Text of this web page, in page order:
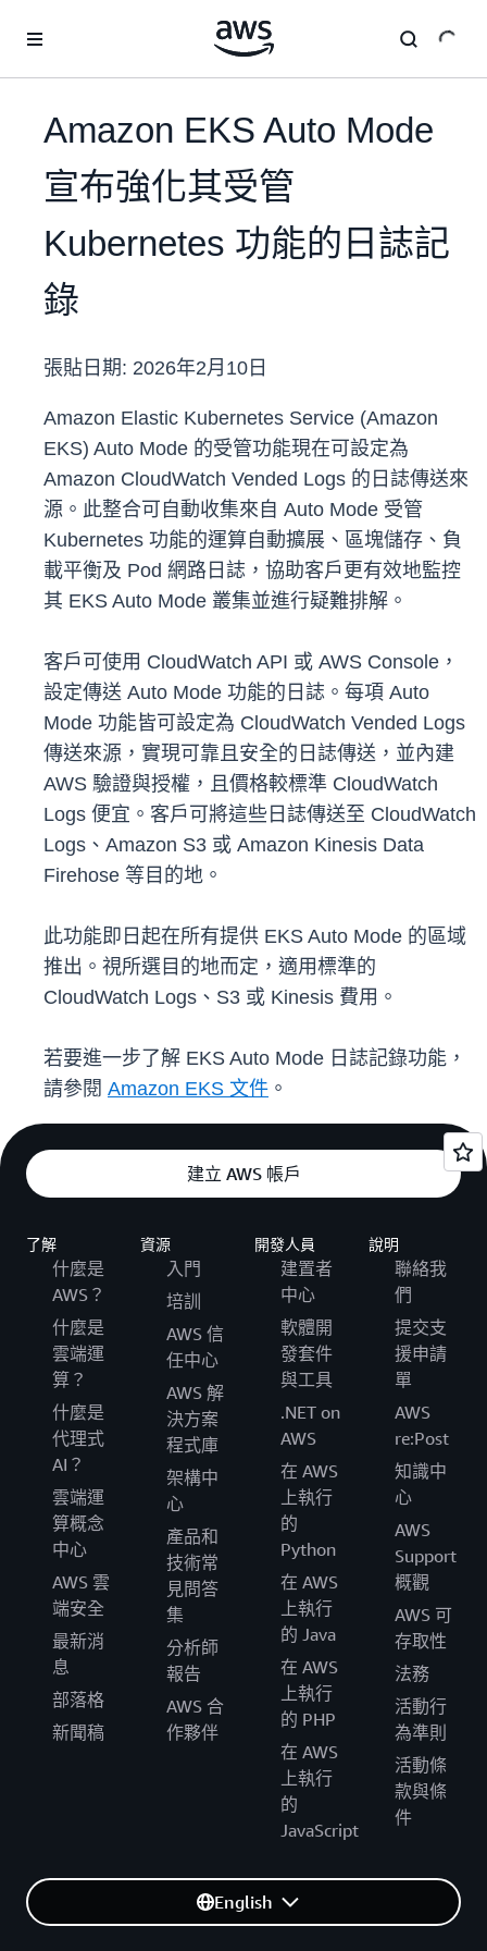
Amazon EKS Auto Mode
宣布強化其受管
Kubernetes 功能的日誌記
錄
張貼日期: 2026年2月10日
Amazon Elastic Kubernetes Service (Amazon
EKS) Auto Mode 的受管功能現在可設定為
Amazon CloudWatch Vended Logs 的日誌傳送來
源。此整合可自動收集來自 Auto Mode 受管
Kubernetes 功能的運算自動擴展、區塊儲存、負
載平衡及 Pod 網路日誌，協助客戶更有效地監控
其 EKS Auto Mode 叢集並進行疑難排解。
客戶可使用 CloudWatch API 或 AWS Console，
設定傳送 Auto Mode 功能的日誌。每項 Auto
Mode 功能皆可設定為 CloudWatch Vended Logs
傳送來源，實現可靠且安全的日誌傳送，並內建
AWS 驗證與授權，且價格較標準 CloudWatch
Logs 便宜。客戶可將這些日誌傳送至 CloudWatch
Logs、Amazon S3 或 Amazon Kinesis Data
Firehose 等目的地。
此功能即日起在所有提供 EKS Auto Mode 的區域
推出。視所選目的地而定，適用標準的
CloudWatch Logs、S3 或 Kinesis 費用。
若要進一步了解 EKS Auto Mode 日誌記錄功能，
請參閱 Amazon EKS 文件 。
建立 AWS 帳戶
了解
什麼是
AWS？
什麼是
雲端運
算？
什麼是
代理式
AI？
雲端運
算概念
中心
AWS 雲
端安全
最新消
息
部落格
新聞稿
資源
入門
培訓
AWS 信
任中心
AWS 解
決方案
程式庫
架構中
心
產品和
技術常
見問答
集
分析師
報告
AWS 合
作夥伴
開發人員
建置者
中心
軟體開
發套件
與工具
.NET on
AWS
在 AWS
上執行
的
Python
在 AWS
上執行
的 Java
在 AWS
上執行
的 PHP
在 AWS
上執行
的
JavaScript
說明
聯絡我
們
提交支
援申請
單
AWS
re:Post
知識中
心
AWS
Support
概觀
AWS 可
存取性
法務
活動行
為準則
活動條
款與條
件
English